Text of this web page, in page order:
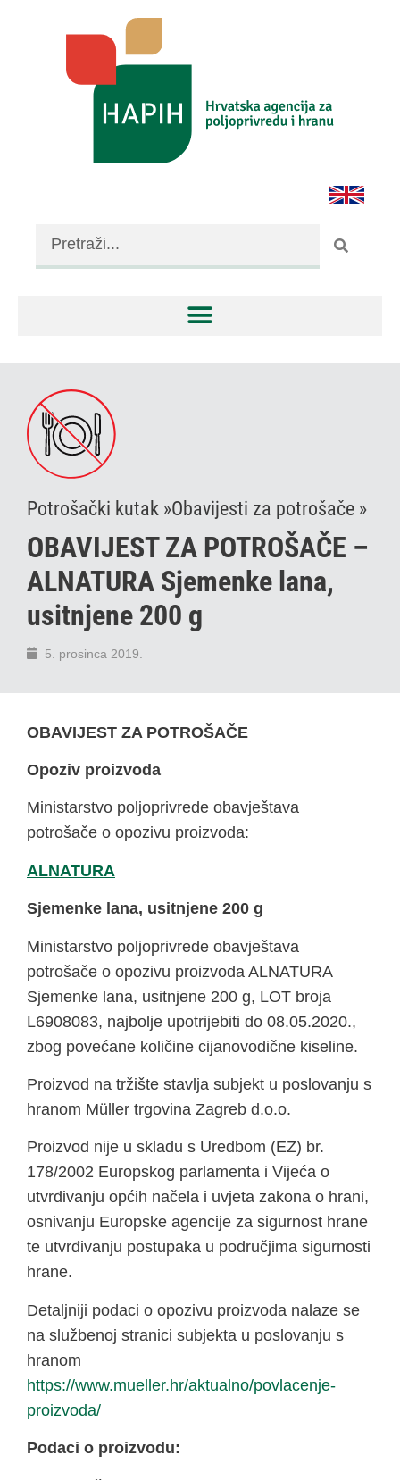
Potrošački kutak »Obavijesti za potrošače »
OBAVIJEST ZA POTROŠAČE –
ALNATURA Sjemenke lana,
usitnjene 200 g
5. prosinca 2019.
OBAVIJEST ZA POTROŠAČE
Opoziv proizvoda
Ministarstvo poljoprivrede obavještava
potrošače o opozivu proizvoda:
ALNATURA
Sjemenke lana, usitnjene 200 g
Ministarstvo poljoprivrede obavještava
potrošače o opozivu proizvoda ALNATURA
Sjemenke lana, usitnjene 200 g, LOT broja
L6908083, najbolje upotrijebiti do 08.05.2020.,
zbog povećane količine cijanovodične kiseline.
Proizvod na tržište stavlja subjekt u poslovanju s
hranom Müller trgovina Zagreb d.o.o.
Proizvod nije u skladu s Uredbom (EZ) br.
178/2002 Europskog parlamenta i Vijeća o
utvrđivanju općih načela i uvjeta zakona o hrani,
osnivanju Europske agencije za sigurnost hrane
te utvrđivanju postupaka u područjima sigurnosti
hrane.
Detaljniji podaci o opozivu proizvoda nalaze se
na službenoj stranici subjekta u poslovanju s
hranom
https://www.mueller.hr/aktualno/povlacenje-
proizvoda/
Podaci o proizvodu: